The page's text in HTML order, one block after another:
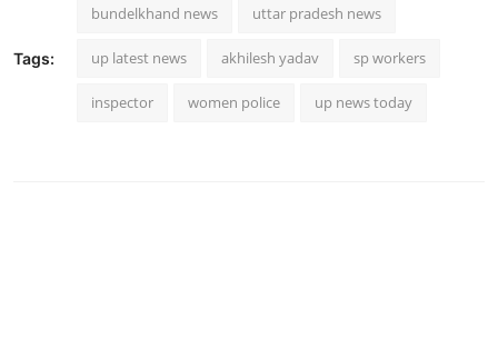
Tags:
bundelkhand news uttar pradesh news
up latest news akhilesh yadav sp workers
inspector women police up news today